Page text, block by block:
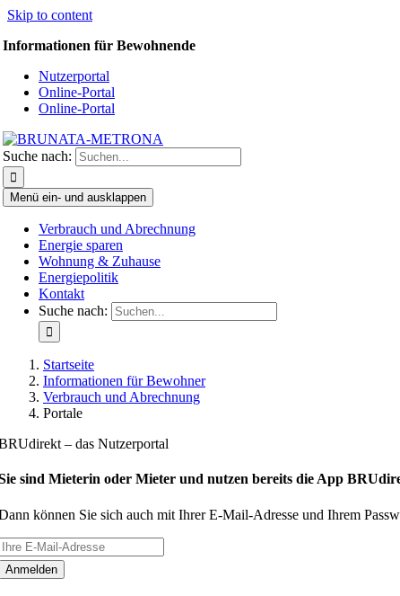
Skip to content
Informationen für Bewohnende
Nutzerportal
Online-Portal
Online-Portal
Suche nach:
Menü ein- und ausklappen
Verbrauch und Abrechnung
Energie sparen
Wohnung & Zuhause
Energiepolitik
Kontakt
Suche nach:
Startseite
Informationen für Bewohner
Verbrauch und Abrechnung
Portale
– das Nutzerportal
sind Mieterin oder Mieter und nutzen bereits die App
können Sie sich auch mit Ihrer E-Mail-Adresse und Ihrem